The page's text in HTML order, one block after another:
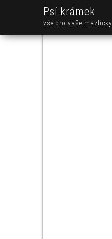
Psí krámek
vše pro vaše mazlíčky